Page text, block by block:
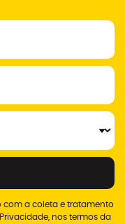
com a coleta e tratamento
, nos termos da